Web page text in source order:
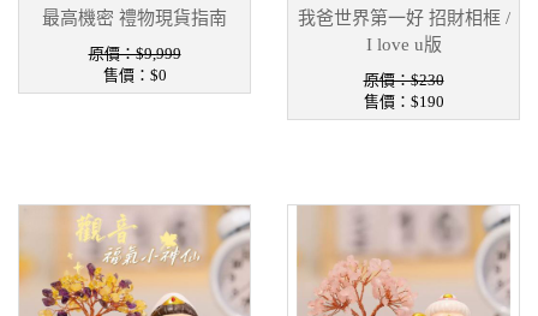
最高機密 禮物現貨指南
原價：$9,999
售價： $0
我爸世界第一好 招財相框 /
I love u版
原價：$230
售價： $190